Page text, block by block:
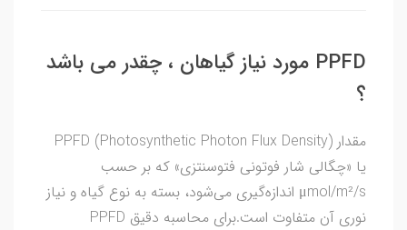
PPFD مورد نیاز گیاهان ، چقدر می باشد
؟
مقدار PPFD (Photosynthetic Photon Flux Density)
یا «چگالی شار فوتونی فتوسنتزی» که بر حسب
μmol/m²/s اندازه‌گیری می‌شود، بسته به نوع گیاه و نیاز
نوری آن متفاوت است.برای محاسبه دقیق PPFD